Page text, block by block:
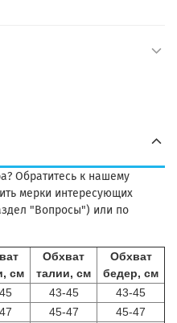
Обратитесь к нашему
мерки интересующих
"Вопросы") или по
см
Обхват
талии, см
Обхват
бедер, см
43-45
43-45
45-47
45-47